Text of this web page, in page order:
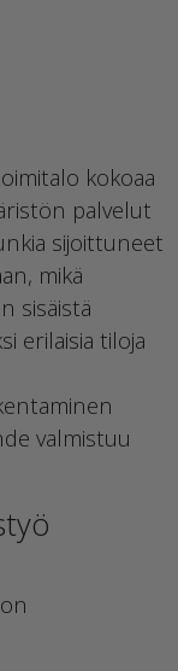
kokoaa
palvelut
sijoittuneet
mikä
sisäistä
erilaisia tiloja
valmistuu